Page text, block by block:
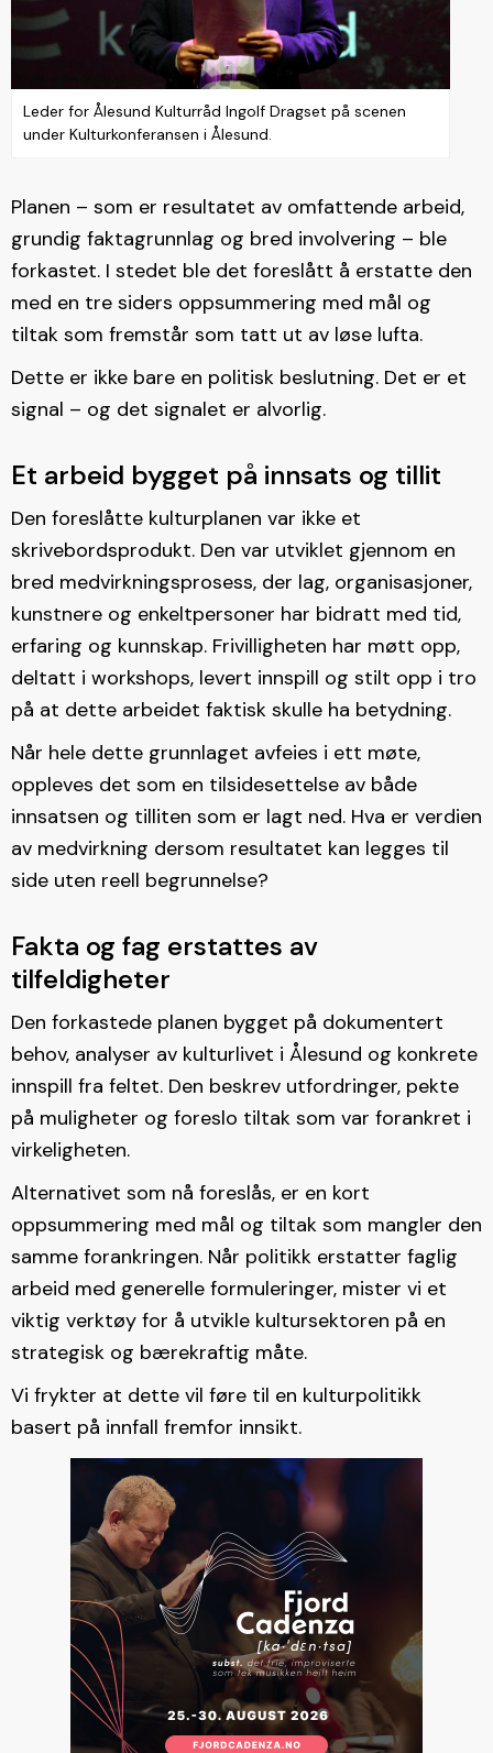
Leder for Ålesund Kulturråd Ingolf Dragset på scenen
under Kulturkonferansen i Ålesund.
Planen – som er resultatet av omfattende arbeid,
grundig faktagrunnlag og bred involvering – ble
forkastet. I stedet ble det foreslått å erstatte den
med en tre siders oppsummering med mål og
tiltak som fremstår som tatt ut av løse lufta.
Dette er ikke bare en politisk beslutning. Det er et
signal – og det signalet er alvorlig.
Et arbeid bygget på innsats og tillit
Den foreslåtte kulturplanen var ikke et
skrivebordsprodukt. Den var utviklet gjennom en
bred medvirkningsprosess, der lag, organisasjoner,
kunstnere og enkeltpersoner har bidratt med tid,
erfaring og kunnskap. Frivilligheten har møtt opp,
deltatt i workshops, levert innspill og stilt opp i tro
på at dette arbeidet faktisk skulle ha betydning.
Når hele dette grunnlaget avfeies i ett møte,
oppleves det som en tilsidesettelse av både
innsatsen og tilliten som er lagt ned. Hva er verdien
av medvirkning dersom resultatet kan legges til
side uten reell begrunnelse?
Fakta og fag erstattes av
tilfeldigheter
Den forkastede planen bygget på dokumentert
behov, analyser av kulturlivet i Ålesund og konkrete
innspill fra feltet. Den beskrev utfordringer, pekte
på muligheter og foreslo tiltak som var forankret i
virkeligheten.
Alternativet som nå foreslås, er en kort
oppsummering med mål og tiltak som mangler den
samme forankringen. Når politikk erstatter faglig
arbeid med generelle formuleringer, mister vi et
viktig verktøy for å utvikle kultursektoren på en
strategisk og bærekraftig måte.
Vi frykter at dette vil føre til en kulturpolitikk
basert på innfall fremfor innsikt.